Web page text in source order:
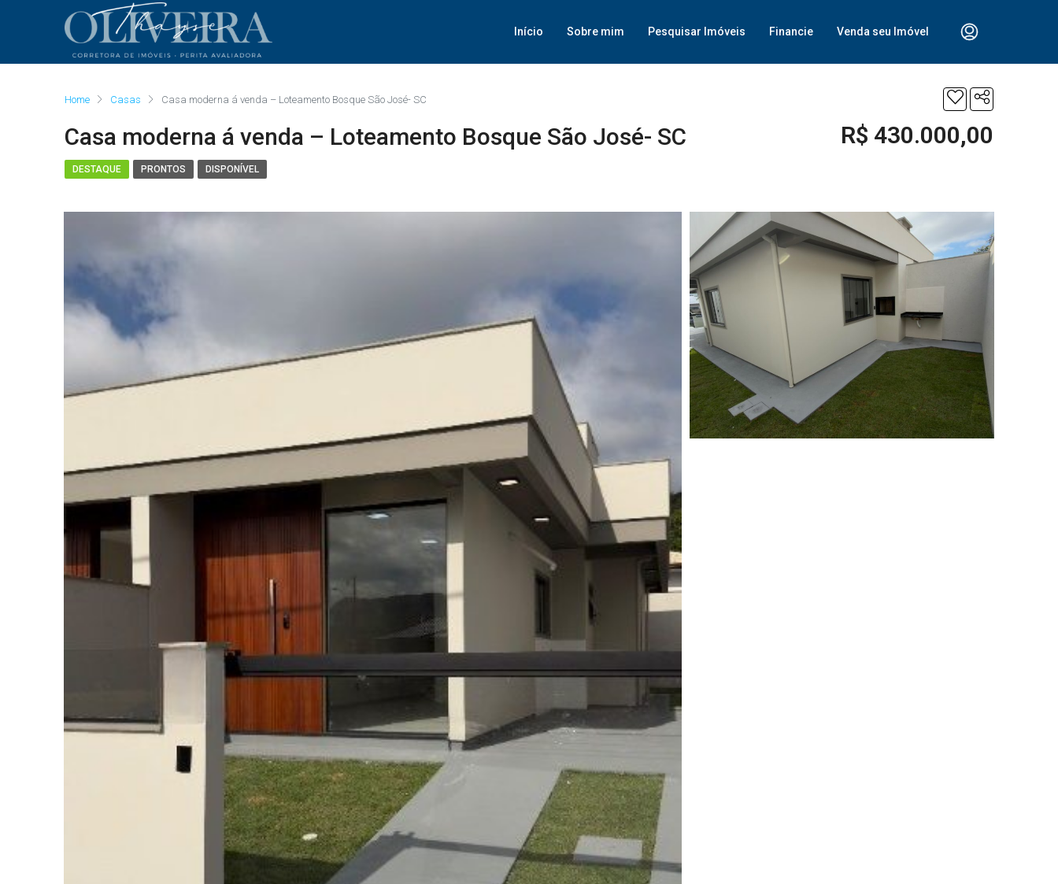
Início Sobre mim Pesquisar Imóveis Financie Venda seu Imóvel
Home Casas Casa moderna á venda – Loteamento Bosque São José- SC
Casa moderna á venda – Loteamento Bosque São José- SC R$ 430.000,00
DESTAQUE PRONTOS DISPONÍVEL